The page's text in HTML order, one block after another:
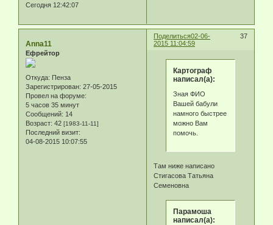
Сегодня 12:42:07
Поделиться 37
02-06-
2015 11:04:59
Anna11
Ефрейтор
Откуда: Пенза
Зарегистрирован: 27-05-2015
Провел на форуме:
5 часов 35 минут
Сообщений: 14
Возраст: 42 [1983-11-11]
Последний визит:
04-08-2015 10:07:55
Картограф
написал(а):
Зная ФИО
Вашей бабули
намного быстрее
можно Вам
помочь.
Там ниже написано
Стигасова Татьяна
Семеновна
Парамоша
написал(а):